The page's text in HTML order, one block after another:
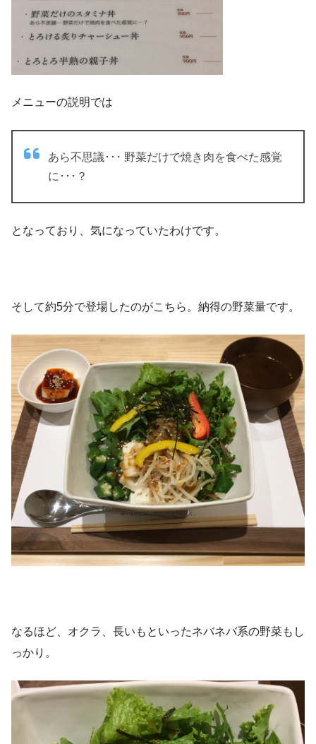
メニューの説明では
あら不思議･･･ 野菜だけで焼き肉を食べた感覚
に･･･？
となっており、気になっていたわけです。
そして約5分で登場したのがこちら。納得の野菜量です。
なるほど、オクラ、長いもといったネバネバ系の野菜もし
っかり。